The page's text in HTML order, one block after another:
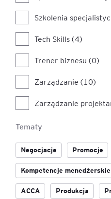
Szkolenia
Tech Skills (4)
Trener biznesu (0)
Zarządzanie (10)
Zarządzanie
Tematy
Negocjacje Promocje
Kompetencje menedżerskie
ACCA Produkcja